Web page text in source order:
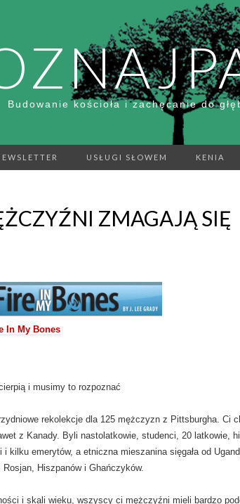
Budowanie kościoła i zachęcanie do
USŁUGI SŁOWEM KENIA
ZMAGAJĄ SIĘ
In My Bones
i musimy to rozpoznać
rekolekcje dla 125 mężczyzn z Pittsburgha. Ci
z Kanady. Byli nastolatkowie, studenci, 20 latkowie,
kilku emerytów, a etniczna mieszanina sięgała od
Hiszpanów i Ghańczyków.
i skali wieku, wszyscy ci mężczyźni mieli bardzo